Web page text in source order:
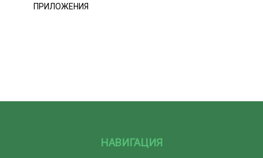
ПРИЛОЖЕНИЯ
НАВИГАЦИЯ